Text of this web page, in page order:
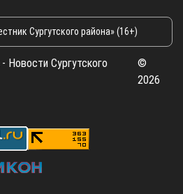
Сургутского района» (16+)
Новости Сургутского
©
2026